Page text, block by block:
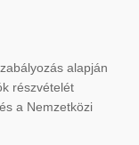
alapján
részvételét
a Nemzetközi